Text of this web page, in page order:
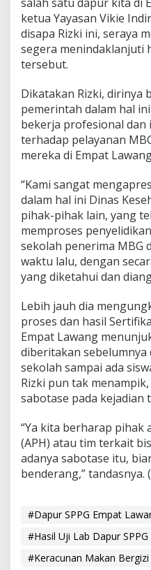
i
a
b
t
e
ketua Yayasan Vikie
disapa Rizki ini, seraya
segera menindaklanjuti
tersebut.
Dikatakan Rizki, dirinya
pemerintah dalam hal
bekerja profesional
terhadap pelayanan
mereka di Empat
“Kami sangat
dalam hal ini Dinas
pihak-pihak lain, yang
memproses
sekolah penerima MBG
waktu lalu, dengan
yang diketahui dan
Lebih jauh dia
proses dan hasil
Empat Lawang
diberitakan
sekolah sampai ada
Rizki pun tak
sabotase pada kejadian
“Ya kita berharap pihak
(APH) atau tim terkait
adanya sabotase itu,
benderang,” tandasnya.
#Dapur SPPG Empat
#Hasil Uji Lab Dapur
#Keracunan Makan Bergizi